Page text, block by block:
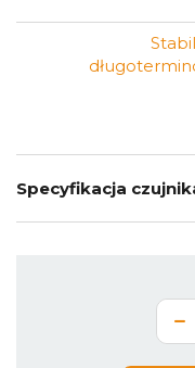
Specyfikacja